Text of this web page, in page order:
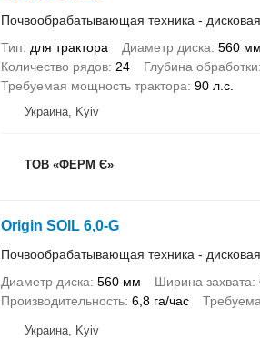
Почвообрабатывающая техника -
Тип
для трактора Диаметр диска 560 мм
Количество рядов 24 Глубина обработки
Требуемая мощность трактора 90 л.с.
Украина, Kyiv
ТОВ «ФЕРМ Є»
Origin SOIL 6,0-G
Почвообрабатывающая техника -
Диаметр диска 560 мм Ширина захвата
Производительность 6,8 га/час
Украина, Kyiv